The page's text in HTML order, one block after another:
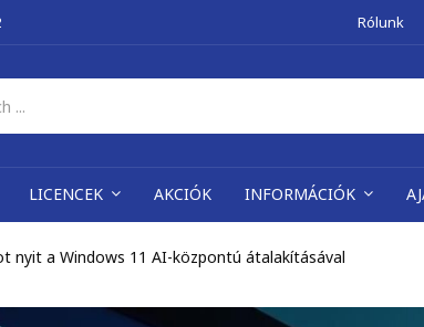
Rólunk
LICENCEK AKCIÓK INFORMÁCIÓK
nyit a Windows 11 AI-központú átalakításával